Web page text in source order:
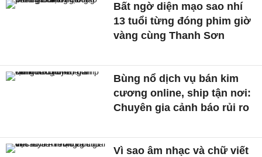
Bất ngờ diện mạo sao nhí
13 tuổi từng đóng phim giờ
vàng cùng Thanh Sơn
Bùng nổ dịch vụ bán kim
cương online, ship tận nơi:
Chuyên gia cảnh báo rủi ro
Vì sao âm nhạc và chữ viết